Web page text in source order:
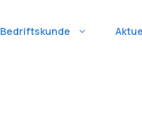
Bedriftskunde